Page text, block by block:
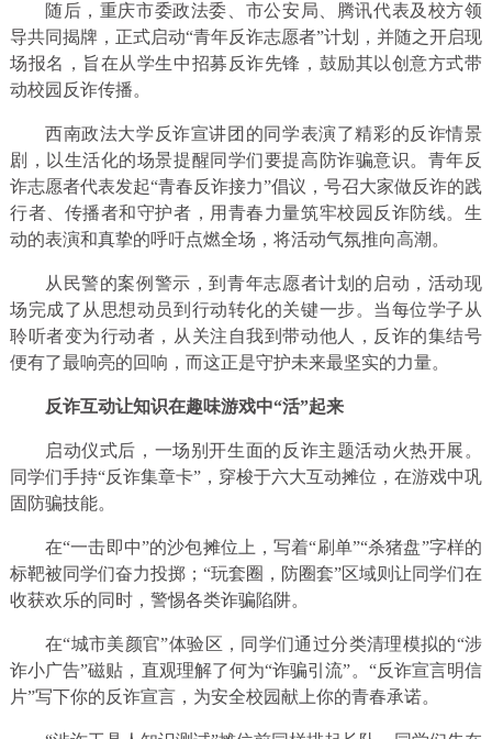
随后，重庆市委政法委、市公安局、腾讯代表及校方领
导共同揭牌，正式启动“青年反诈志愿者”计划，并随之开启现
场报名，旨在从学生中招募反诈先锋，鼓励其以创意方式带
动校园反诈传播。
西南政法大学反诈宣讲团的同学表演了精彩的反诈情景
剧，以生活化的场景提醒同学们要提高防诈骗意识。青年反
诈志愿者代表发起“青春反诈接力”倡议，号召大家做反诈的践
行者、传播者和守护者，用青春力量筑牢校园反诈防线。生
动的表演和真挚的呼吁点燃全场，将活动气氛推向高潮。
从民警的案例警示，到青年志愿者计划的启动，活动现
场完成了从思想动员到行动转化的关键一步。当每位学子从
聆听者变为行动者，从关注自我到带动他人，反诈的集结号
便有了最响亮的回响，而这正是守护未来最坚实的力量。
反诈互动让知识在趣味游戏中“活”起来
启动仪式后，一场别开生面的反诈主题活动火热开展。
同学们手持“反诈集章卡”，穿梭于六大互动摊位，在游戏中巩
固防骗技能。
在“一击即中”的沙包摊位上，写着“刷单”“杀猪盘”字样的
标靶被同学们奋力投掷；“玩套圈，防圈套”区域则让同学们在
收获欢乐的同时，警惕各类诈骗陷阱。
在“城市美颜官”体验区，同学们通过分类清理模拟的“涉
诈小广告”磁贴，直观理解了何为“诈骗引流”。“反诈宣言明信
片”写下你的反诈宣言，为安全校园献上你的青春承诺。